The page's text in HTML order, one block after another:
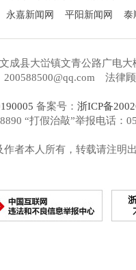
永嘉新闻网 平阳新闻网 泰
成县大峃镇文青公路广电大
200588500@qq.com 法律
备案号： 浙ICP备
“打假治敲”举报电话：
者本人所有，转载请注明